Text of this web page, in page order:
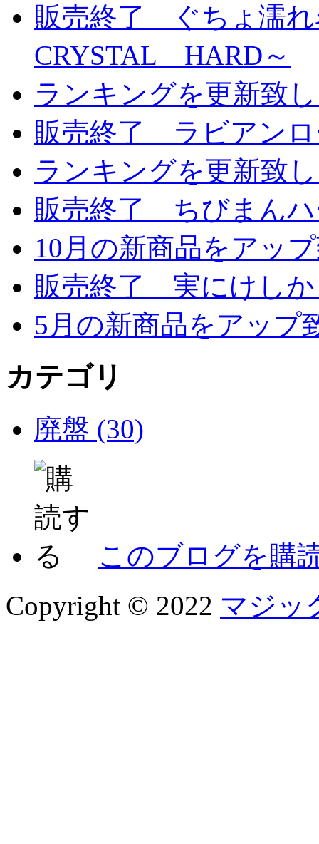
販売終了 ぐちょ濡
CRYSTAL HARD～
ランキングを更新致
販売終了 ラビアン
ランキングを更新致
販売終了 ちびまんハ
10月の新商品をアッ
販売終了 実にけし
5月の新商品をアップ
カテゴリ
廃盤 (30)
このブログを購
Copyright © 2022 マジッ